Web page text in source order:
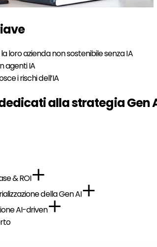
loro azienda non sostenibile senza IA
agenti IA
i rischi dell’IA
alla strategia Gen
& ROI
della Gen AI
AI-driven